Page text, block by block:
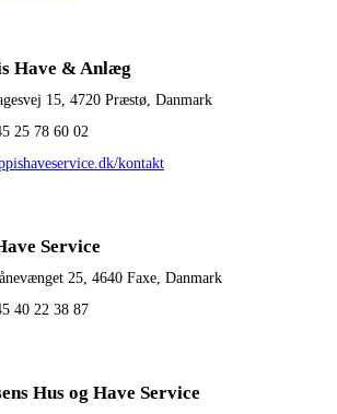
Have & Anlæg
15, 4720 Præstø, Danmark
25 78 60 02
kontakt
Service
25, 4640 Faxe, Danmark
40 22 38 87
Hus og Have Service